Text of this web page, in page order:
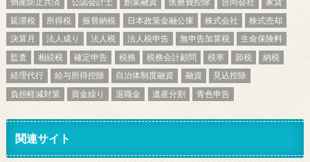
延滞税
所得税 振替納税 日本政策金融公庫 株式会社
株式売却
決算月
法人成り 法人税 法人税申告 無申告加算税
生命保険料
監査
相続税 確定申告 税務 税務会計顧問 税率 節税
納税
経理代行
給与所得控除 自治体制度融資 融資
見込控除
負担軽減対策
資金繰り 退職金 遺産分割 青色申告
関連サイト